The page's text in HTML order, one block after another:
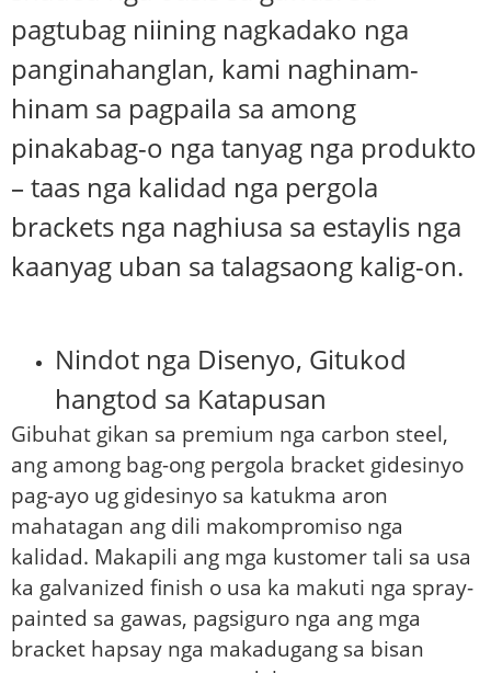
pagtubag niining nagkadako nga
panginahanglan, kami naghinam-
hinam sa pagpaila sa among
pinakabag-o nga tanyag nga produkto
– taas nga kalidad nga pergola
brackets nga naghiusa sa estaylis nga
kaanyag uban sa talagsaong kalig-on.
Nindot nga Disenyo, Gitukod
hangtod sa Katapusan
Gibuhat gikan sa premium nga carbon steel,
ang among bag-ong pergola bracket gidesinyo
pag-ayo ug gidesinyo sa katukma aron
mahatagan ang dili makompromiso nga
kalidad. Makapili ang mga kustomer tali sa usa
ka galvanized finish o usa ka makuti nga spray-
painted sa gawas, pagsiguro nga ang mga
bracket hapsay nga makadugang sa bisan